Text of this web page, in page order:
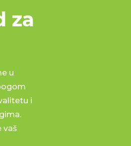
za
u
i
vaš